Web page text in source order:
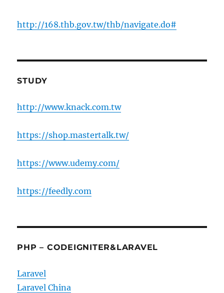
http://168.thb.gov.tw/thb/navigate.do#
STUDY
http://www.knack.com.tw
https://shop.mastertalk.tw/
https://www.udemy.com/
https://feedly.com
PHP – CODEIGNITER&LARAVEL
Laravel
Laravel China